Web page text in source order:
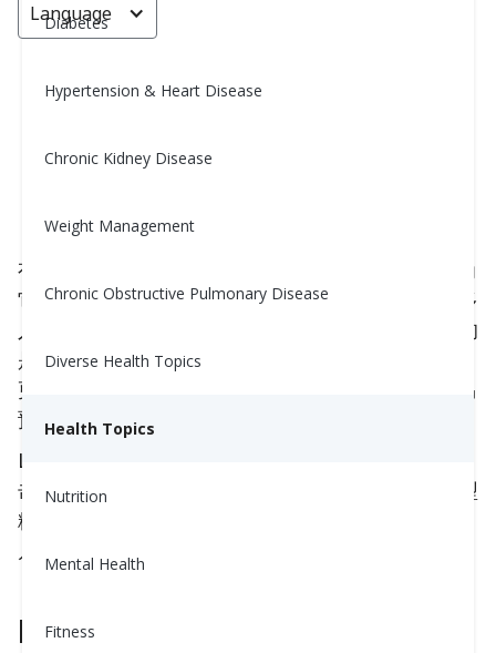
Diabetes
Hypertension & Heart Disease
Chronic Kidney Disease
Weight Management
Chronic Obstructive Pulmonary Disease
Diverse Health Topics
Health Topics
Nutrition
Mental Health
Fitness
Language
成人隐匿性自身免疫性糖尿病
（LADA）是什么？
April 17, 2024
有些人将这种类型的糖尿病称为“1.5型糖尿病”，因为
它既不是1型也不是2型，但与这两种疾病相似。许多
人过去被误诊为1型或2型糖尿病，而实际上他们患的
是LADA。有研究表明，这可能是遗传造成的，还有
更多的研究表明，某些其他疾病使得现在可以更容易
预测一个人是否会患上LADA。
LADA的发生是因为身体产生了
击制造胰岛素的
细胞，像1型糖尿病一样。与1型
糖尿病不同，LADA的症状缓慢加重，可能在诊断后
几个月或几年内不需要治疗。
LADA的症状是什么？